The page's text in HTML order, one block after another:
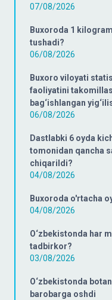
07/08/2026
Buxoroda 1
tushadi?
06/08/2026
Buxoro viloyati
faoliyatini
bag‘ishlangan
06/08/2026
Dastlabki 6 oyda
tomonidan qancha
chiqarildi?
04/08/2026
Buxoroda o'rtacha
04/08/2026
O‘zbekistonda har
tadbirkor?
03/08/2026
O‘zbekistonda
barobarga oshdi